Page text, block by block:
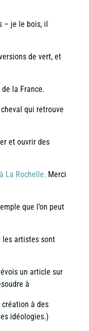
– je le bois, il
de vert, et
la France.
qui retrouve
et ouvrir des
La Rochelle. Merci
que l’on peut
les artistes sont
un article sur
à
à des
idéologies.)